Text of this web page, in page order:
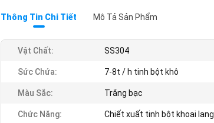
Thông Tin Chi Tiết Mô Tả Sản Phẩm
Vật Chất: SS304
Sức Chứa: 7-8t / h tinh bột khô
Màu Sắc: Trắng bạc
Chức Năng: Chiết xuất tinh bột khoai lang